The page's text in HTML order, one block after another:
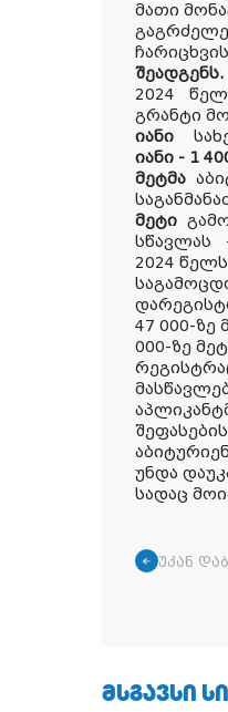
მათი
შეადგენს.
2024
გრანტი
იანი
იანი - 1
მეტმა
მეტი
სწავლას
2024
47 000-ზე
000-ზე
უნდა
სადაც
უკან
ᲛᲡᲒᲐᲕᲡᲘ